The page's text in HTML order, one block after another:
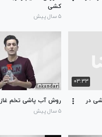
کشی
۵ سال پیش
۰۳:۳۳
در
روش آب پاشی تخم
۵ سال پیش